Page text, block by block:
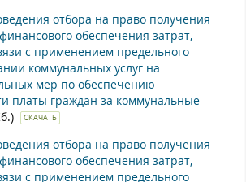
отбора на право получения
обеспечения затрат,
с применением предельного
коммунальных услуг на
мер по обеспечению
платы граждан за коммунальные
СКАЧАТЬ
отбора на право получения
обеспечения затрат,
с применением предельного